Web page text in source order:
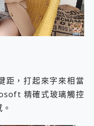
距，打起來字來相當
精確式玻璃觸控